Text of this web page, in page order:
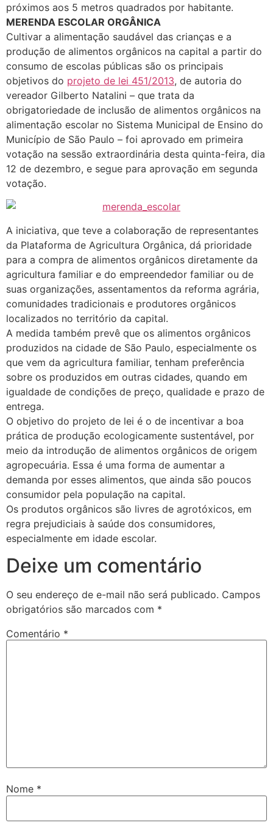
próximos aos 5 metros quadrados por habitante.
MERENDA ESCOLAR ORGÂNICA
Cultivar a alimentação saudável das crianças e a
produção de alimentos orgânicos na capital a partir do
consumo de escolas públicas são os principais
objetivos do projeto de lei 451/2013, de autoria do
vereador Gilberto Natalini – que trata da
obrigatoriedade de inclusão de alimentos orgânicos na
alimentação escolar no Sistema Municipal de Ensino do
Município de São Paulo – foi aprovado em primeira
votação na sessão extraordinária desta quinta-feira, dia
12 de dezembro, e segue para aprovação em segunda
votação.
A iniciativa, que teve a colaboração de representantes
da Plataforma de Agricultura Orgânica, dá prioridade
para a compra de alimentos orgânicos diretamente da
agricultura familiar e do empreendedor familiar ou de
suas organizações, assentamentos da reforma agrária,
comunidades tradicionais e produtores orgânicos
localizados no território da capital.
A medida também prevê que os alimentos orgânicos
produzidos na cidade de São Paulo, especialmente os
que vem da agricultura familiar, tenham preferência
sobre os produzidos em outras cidades, quando em
igualdade de condições de preço, qualidade e prazo de
entrega.
O objetivo do projeto de lei é o de incentivar a boa
prática de produção ecologicamente sustentável, por
meio da introdução de alimentos orgânicos de origem
agropecuária. Essa é uma forma de aumentar a
demanda por esses alimentos, que ainda são poucos
consumidor pela população na capital.
Os produtos orgânicos são livres de agrotóxicos, em
regra prejudiciais à saúde dos consumidores,
especialmente em idade escolar.
Deixe um comentário
O seu endereço de e-mail não será publicado. Campos
obrigatórios são marcados com *
Comentário *
Nome *